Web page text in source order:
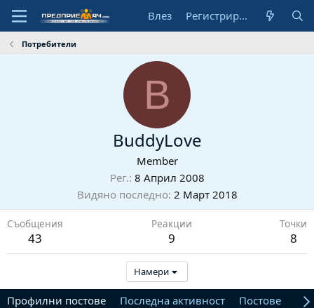
Влез Регистрирай се
Потребители
B
BuddyLove
Member
Рег. 8 Април 2008
Видяно последно 2 Март 2018
Съобщения
43
Реакции
9
Точки
8
Намери
Профилни постове Последна активност Постове